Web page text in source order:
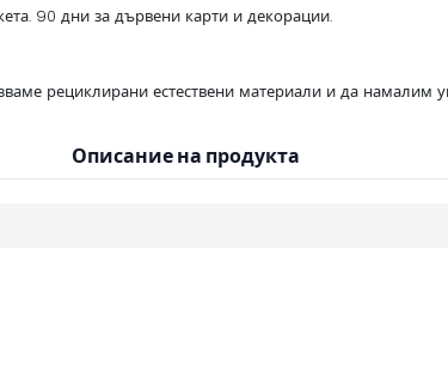
90 дни за дървени карти и декорации.
рециклирани естествени материали и да намалим
Описание на продукта